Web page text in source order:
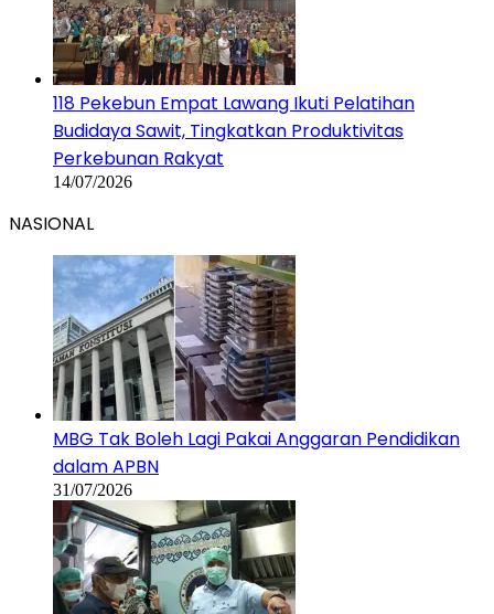
118 Pekebun Empat Lawang Ikuti Pelatihan
Budidaya Sawit, Tingkatkan Produktivitas
Perkebunan Rakyat
14/07/2026
NASIONAL
MBG Tak Boleh Lagi Pakai Anggaran Pendidikan
dalam APBN
31/07/2026